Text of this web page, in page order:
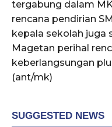
tergabung dalam
rencana pendirian
kepala sekolah juga
Magetan perihal
keberlangsungan
(ant/mk)